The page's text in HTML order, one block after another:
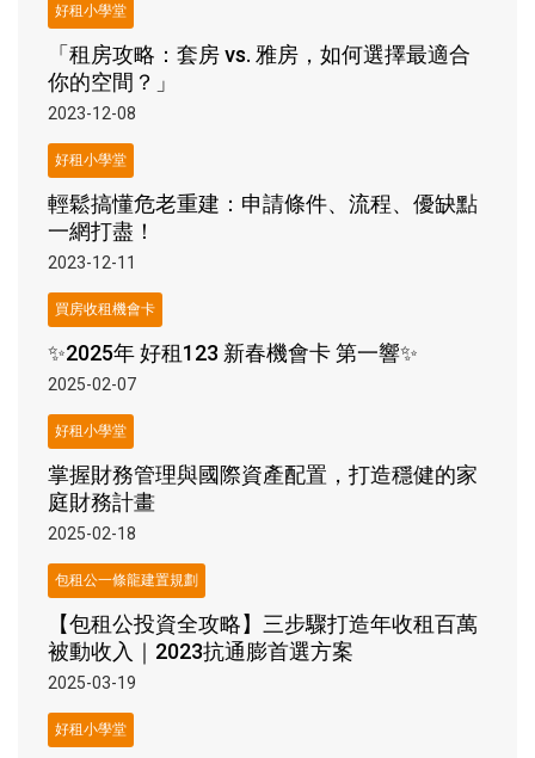
好租小學堂
「租房攻略：套房 vs. 雅房，如何選擇最適合
你的空間？」
2023-12-08
好租小學堂
輕鬆搞懂危老重建：申請條件、流程、優缺點
一網打盡！
2023-12-11
買房收租機會卡
✨2025年 好租123 新春機會卡 第一響✨
2025-02-07
好租小學堂
掌握財務管理與國際資產配置，打造穩健的家
庭財務計畫
2025-02-18
包租公一條龍建置規劃
【包租公投資全攻略】三步驟打造年收租百萬
被動收入｜2023抗通膨首選方案
2025-03-19
好租小學堂